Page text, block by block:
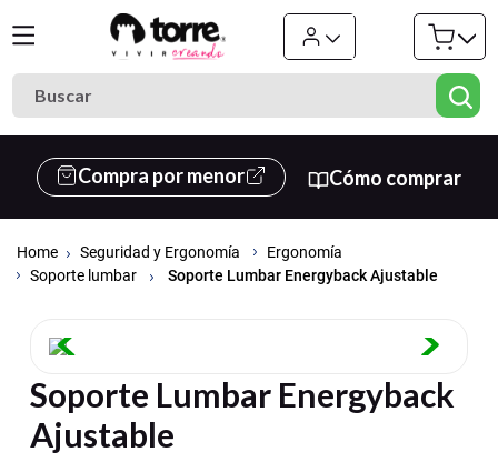
Buscar
Compra por menor Cómo comprar
Seguridad y Ergonomía
Ergonomía
Soporte lumbar
Soporte Lumbar Energyback Ajustable
Soporte Lumbar Energyback
Ajustable
Términos más buscados
1. cuaderno
goma eva
5.
estuche
7. cartulina